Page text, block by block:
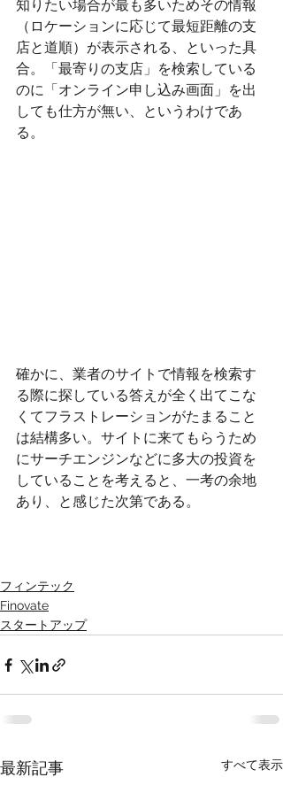
知りたい場合が最も多いためその情報
（ロケーションに応じて最短距離の支
店と道順）が表示される、といった具
合。「最寄りの支店」を検索している
のに「オンライン申し込み画面」を出
しても仕方が無い、というわけであ
る。
確かに、業者のサイトで情報を検索す
る際に探している答えが全く出てこな
くてフラストレーションがたまること
は結構多い。サイトに来てもらうため
にサーチエンジンなどに多大の投資を
していることを考えると、一考の余地
あり、と感じた次第である。
フィンテック
Finovate
スタートアップ
最新記事 すべて表示